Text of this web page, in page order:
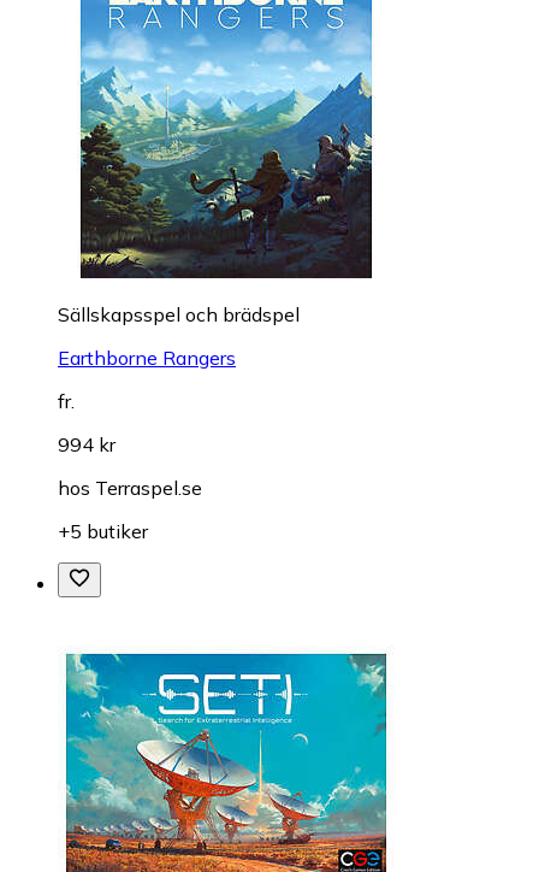
Sällskapsspel och brädspel
Earthborne Rangers
fr.
994 kr
hos Terraspel.se
+5 butiker